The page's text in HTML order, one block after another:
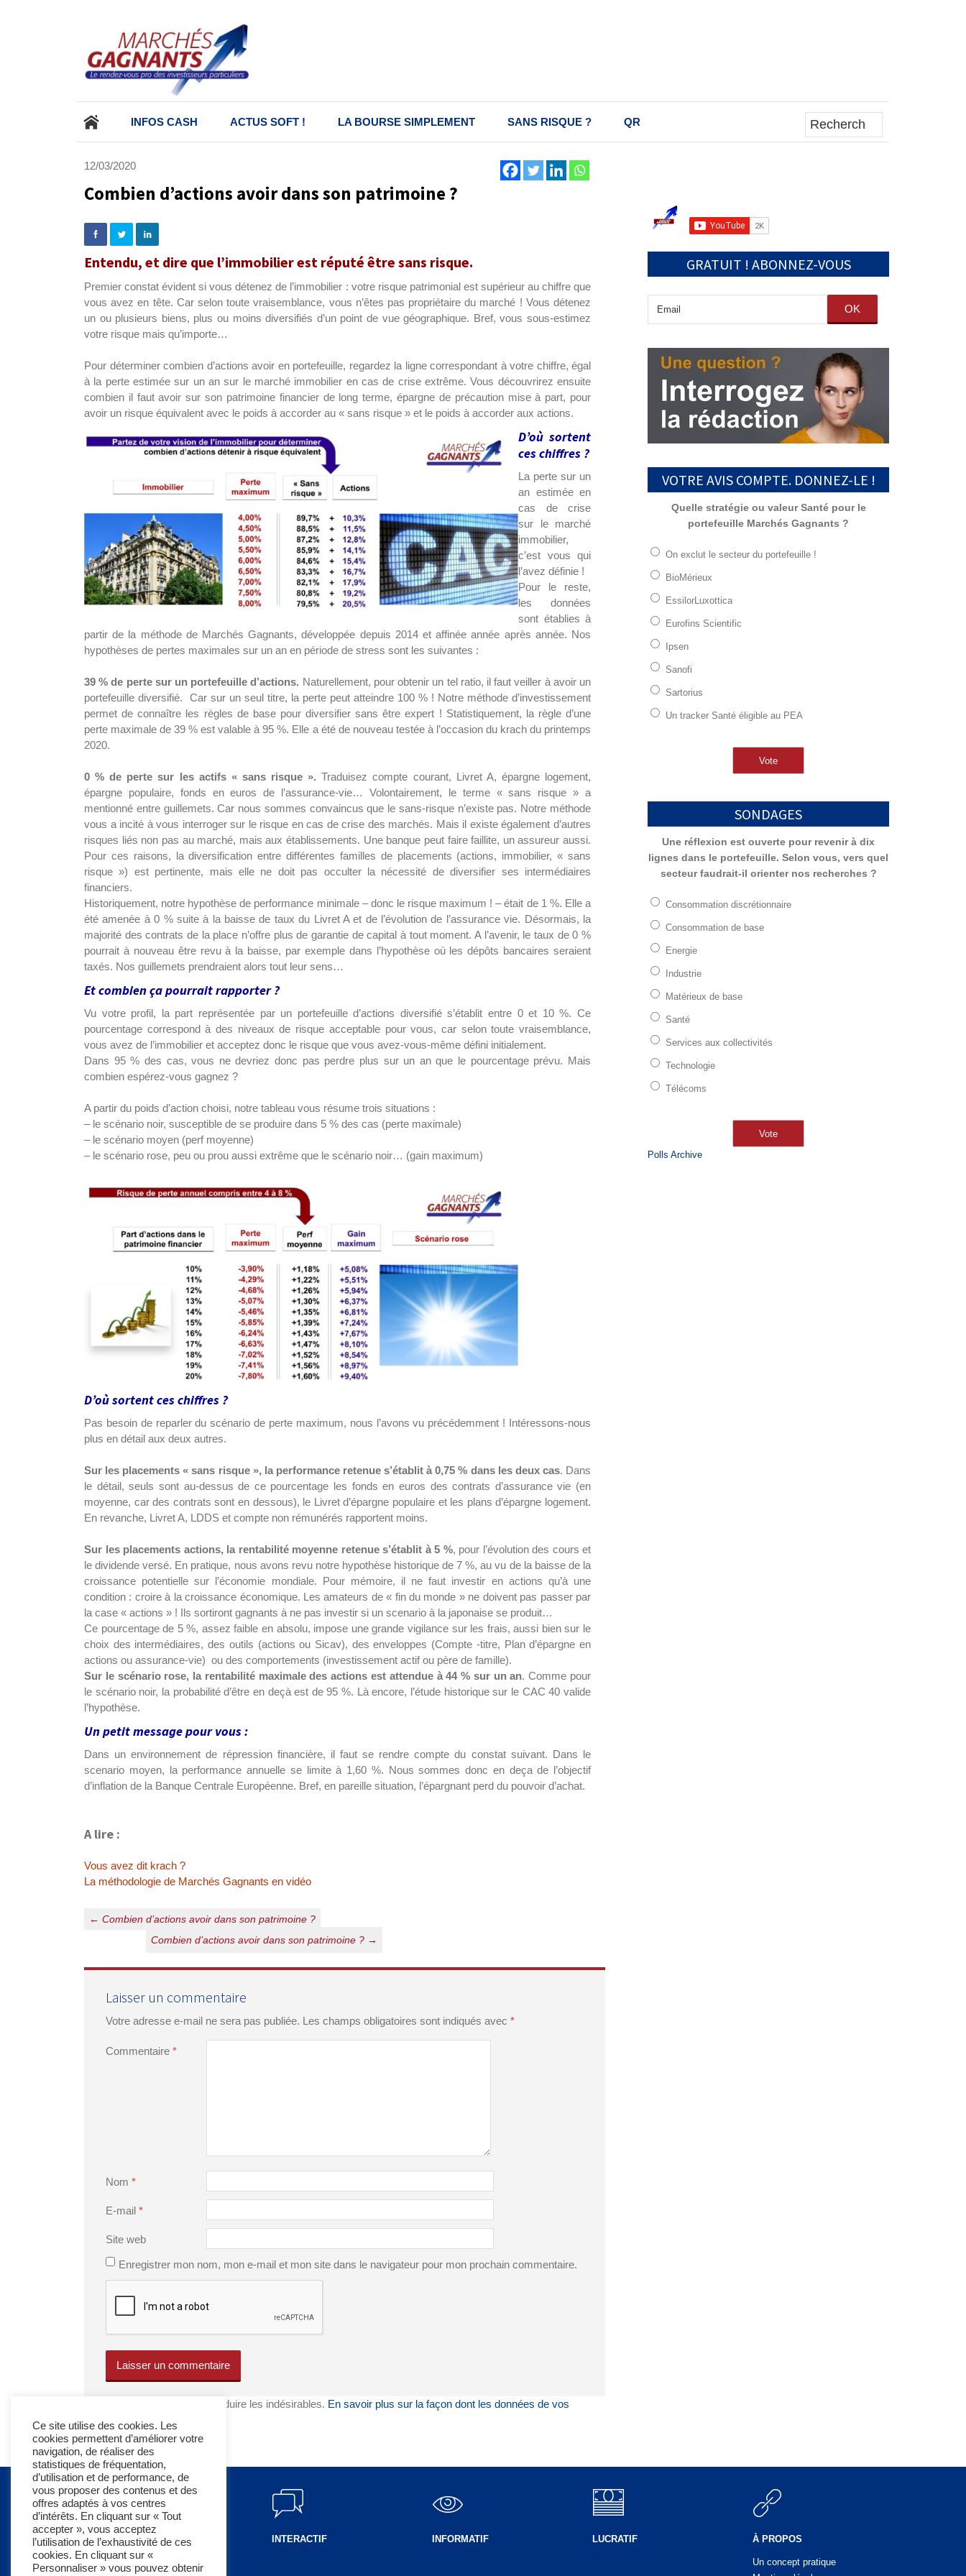
ALLER
AU
PRINCIPAL
INFOS CASH ACTUS SOFT ! LA BOURSE SIMPLEMENT SANS RISQUE ? QR
12/03/2020
Combien d’actions avoir dans son patrimoine ?
Entendu, et dire que l’immobilier est réputé être sans risque.
Premier constat évident si vous détenez de l’immobilier : votre risque patrimonial est supérieur au chiffre que
vous avez en tête. Car selon toute vraisemblance, vous n’êtes pas propriétaire du marché ! Vous détenez
un ou plusieurs biens, plus ou moins diversifiés d’un point de vue géographique. Bref, vous sous-estimez
votre risque mais qu’importe…
Pour déterminer combien d’actions avoir en portefeuille, regardez la ligne correspondant à votre chiffre, égal
à la perte estimée sur un an sur le marché immobilier en cas de crise extrême. Vous découvrirez ensuite
combien il faut avoir sur son patrimoine financier de long terme, épargne de précaution mise à part, pour
avoir un risque équivalent avec le poids à accorder au « sans risque » et le poids à accorder aux actions.
D’où sortent
ces chiffres ?
La perte sur un
an estimée en
cas de crise
sur le marché
immobilier,
c’est vous qui
l’avez définie !
Pour le reste,
les données
sont établies à
partir de la méthode de Marchés Gagnants, développée depuis 2014 et affinée année après année. Nos
hypothèses de pertes maximales sur un an en période de stress sont les suivantes :
39 % de perte sur un portefeuille d’actions. Naturellement, pour obtenir un tel ratio, il faut veiller à avoir un
portefeuille diversifié. Car sur un seul titre, la perte peut atteindre 100 % ! Notre méthode d’investissement
permet de connaître les règles de base pour diversifier sans être expert ! Statistiquement, la règle d’une
perte maximale de 39 % est valable à 95 %. Elle a été de nouveau testée à l’occasion du krach du printemps
2020.
0 % de perte sur les actifs « sans risque ». Traduisez compte courant, Livret A, épargne logement,
épargne populaire, fonds en euros de l’assurance-vie… Volontairement, le terme « sans risque » a
mentionné entre guillemets. Car nous sommes convaincus que le sans-risque n’existe pas. Notre méthode
vous a incité à vous interroger sur le risque en cas de crise des marchés. Mais il existe également d’autres
risques liés non pas au marché, mais aux établissements. Une banque peut faire faillite, un assureur aussi.
Pour ces raisons, la diversification entre différentes familles de placements (actions, immobilier, « sans
risque ») est pertinente, mais elle ne doit pas occulter la nécessité de diversifier ses intermédiaires
financiers.
Historiquement, notre hypothèse de performance minimale – donc le risque maximum ! – était de 1 %. Elle a
été amenée à 0 % suite à la baisse de taux du Livret A et de l’évolution de l’assurance vie. Désormais, la
majorité des contrats de la place n’offre plus de garantie de capital à tout moment. A l’avenir, le taux de 0 %
pourrait à nouveau être revu à la baisse, par exemple dans l’hypothèse où les dépôts bancaires seraient
taxés. Nos guillemets prendraient alors tout leur sens…
Et combien ça pourrait rapporter ?
Vu votre profil, la part représentée par un portefeuille d’actions diversifié s’établit entre 0 et 10 %. Ce
pourcentage correspond à des niveaux de risque acceptable pour vous, car selon toute vraisemblance,
vous avez de l’immobilier et acceptez donc le risque que vous avez-vous-même défini initialement.
Dans 95 % des cas, vous ne devriez donc pas perdre plus sur un an que le pourcentage prévu. Mais
combien espérez-vous gagnez ?
A partir du poids d’action choisi, notre tableau vous résume trois situations :
– le scénario noir, susceptible de se produire dans 5 % des cas (perte maximale)
– le scénario moyen (perf moyenne)
– le scénario rose, peu ou prou aussi extrême que le scénario noir… (gain maximum)
D’où sortent ces chiffres ?
Pas besoin de reparler du scénario de perte maximum, nous l’avons vu précédemment ! Intéressons-nous
plus en détail aux deux autres.
Sur les placements « sans risque », la performance retenue s’établit à 0,75 % dans les deux cas. Dans
le détail, seuls sont au-dessus de ce pourcentage les fonds en euros des contrats d’assurance vie (en
moyenne, car des contrats sont en dessous), le Livret d’épargne populaire et les plans d’épargne logement.
En revanche, Livret A, LDDS et compte non rémunérés rapportent moins.
Sur les placements actions, la rentabilité moyenne retenue s’établit à 5 %, pour l’évolution des cours et
le dividende versé. En pratique, nous avons revu notre hypothèse historique de 7 %, au vu de la baisse de la
croissance potentielle sur l’économie mondiale. Pour mémoire, il ne faut investir en actions qu’à une
condition : croire à la croissance économique. Les amateurs de « fin du monde » ne doivent pas passer par
la case « actions » ! Ils sortiront gagnants à ne pas investir si un scenario à la japonaise se produit…
Ce pourcentage de 5 %, assez faible en absolu, impose une grande vigilance sur les frais, aussi bien sur le
choix des intermédiaires, des outils (actions ou Sicav), des enveloppes (Compte -titre, Plan d’épargne en
actions ou assurance-vie) ou des comportements (investissement actif ou père de famille).
Sur le scénario rose, la rentabilité maximale des actions est attendue à 44 % sur un an. Comme pour
le scénario noir, la probabilité d’être en deçà est de 95 %. Là encore, l’étude historique sur le CAC 40 valide
l’hypothèse.
Un petit message pour vous :
Dans un environnement de répression financière, il faut se rendre compte du constat suivant. Dans le
scenario moyen, la performance annuelle se limite à 1,60 %. Nous sommes donc en deça de l’objectif
d’inflation de la Banque Centrale Européenne. Bref, en pareille situation, l’épargnant perd du pouvoir d’achat.
A lire :
Vous avez dit krach ?
La méthodologie de Marchés Gagnants en vidéo
Navigation
articles
← Combien d’actions avoir dans son patrimoine ?
Combien d’actions avoir dans son patrimoine ? →
Laisser un commentaire
Votre adresse e-mail ne sera pas publiée. Les champs obligatoires sont indiqués avec *
Commentaire *
Nom *
E-mail *
Site web
Enregistrer mon nom, mon e-mail et mon site dans le navigateur pour mon prochain commentaire.
Ce site utilise Akismet pour réduire les indésirables. En savoir plus sur la façon dont les données de vos
commentaires sont traitées
GRATUIT ! ABONNEZ-VOUS
OK
VOTRE AVIS COMPTE. DONNEZ-LE !
Quelle stratégie ou valeur Santé pour le
portefeuille Marchés Gagnants ?
On exclut le secteur du portefeuille !
BioMérieux
EssilorLuxottica
Eurofins Scientific
Ipsen
Sanofi
Sartorius
Un tracker Santé éligible au PEA
SONDAGES
Une réflexion est ouverte pour revenir à dix
lignes dans le portefeuille. Selon vous, vers quel
secteur faudrait-il orienter nos recherches ?
Consommation discrétionnaire
Consommation de base
Energie
Industrie
Matérieux de base
Santé
Services aux collectivités
Technologie
Télécoms
Polls Archive
EDUCATIF INTERACTIF INFORMATIF LUCRATIF À PROPOS
Un concept pratique
Ce site utilise des cookies. Les
cookies permettent d’améliorer votre
navigation, de réaliser des
statistiques de fréquentation,
d’utilisation et de performance, de
vous proposer des contenus et des
offres adaptés à vos centres
d’intérêts. En cliquant sur « Tout
accepter », vous acceptez
l’utilisation de l’exhaustivité de ces
cookies. En cliquant sur «
Personnaliser » vous pouvez obtenir